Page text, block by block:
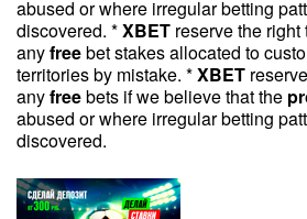
abused or where irregular betting
discovered. *XBET reserve the
anyfreebet stakes allocated to
territories by mistake. *XBET
anyfreebets if we believe that the
abused or where irregular betting
discovered.